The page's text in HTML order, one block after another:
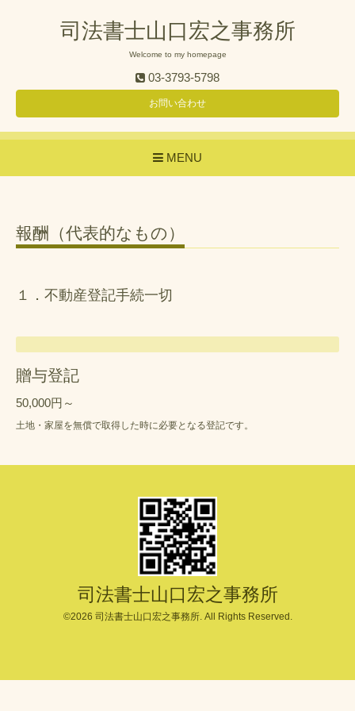
司法書士山口宏之事務所
Welcome to my homepage
03-3793-5798
お問い合わせ
MENU
報酬（代表的なもの）
１．不動産登記手続一切
贈与登記
50,000円～
土地・家屋を無償で取得した時に必要となる登記です。
司法書士山口宏之事務所
©2026 司法書士山口宏之事務所. All Rights Reserved.